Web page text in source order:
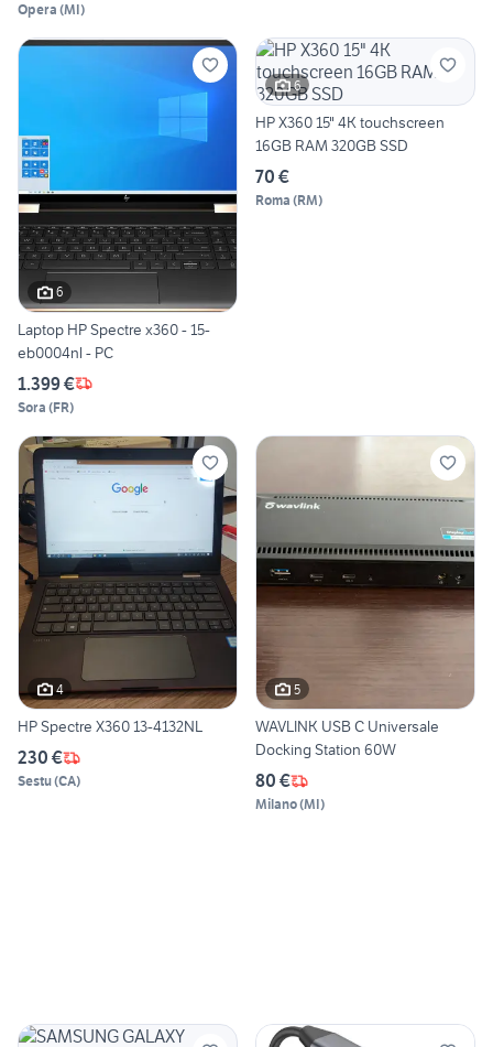
Opera (MI)
6
Laptop HP Spectre x360 - 15-
eb0004nl - PC
1.399 €
Sora (FR)
6
HP X360 15" 4K touchscreen
16GB RAM 320GB SSD
70 €
Roma (RM)
4
HP Spectre X360 13-4132NL
230 €
Sestu(CA)
5
WAVLINK USB C Universale
Docking Station 60W
80 €
Milano(MI)